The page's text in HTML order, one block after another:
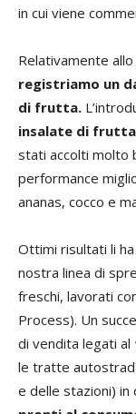
in cui viene
Relativamente
registriamo un
di frutta.
insalate di frutta
stati accolti molto
performance
ananas, cocco e
Ottimi risultati li
nostra linea di
freschi, lavorati
Process). Un
di vendita legati al
le tratte
e delle stazioni) in